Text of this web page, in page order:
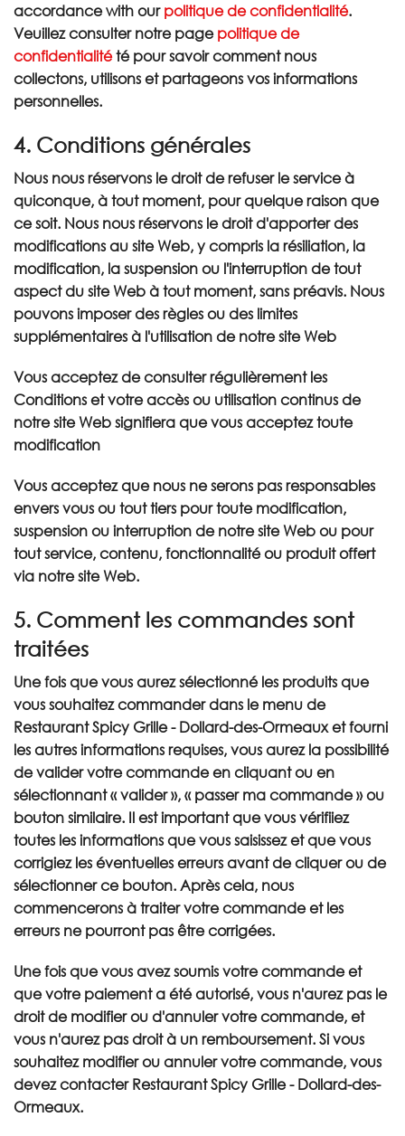
accordance with ourpolitique de confidentialité.
Veuillez consulter notre pagepolitique de
confidentialitété pour savoir comment nous
collectons, utilisons et partageons vos informations
personnelles.
4. Conditions générales
Nous nous réservons le droit de refuser le service à
quiconque, à tout moment, pour quelque raison que
ce soit. Nous nous réservons le droit d'apporter des
modifications au site Web, y compris la résiliation, la
modification, la suspension ou l'interruption de tout
aspect du site Web à tout moment, sans préavis. Nous
pouvons imposer des règles ou des limites
supplémentaires à l'utilisation de notre site Web
Vous acceptez de consulter régulièrement les
Conditions et votre accès ou utilisation continus de
notre site Web signifiera que vous acceptez toute
modification
Vous acceptez que nous ne serons pas responsables
envers vous ou tout tiers pour toute modification,
suspension ou interruption de notre site Web ou pour
tout service, contenu, fonctionnalité ou produit offert
via notre site Web.
5. Comment les commandes sont
traitées
Une fois que vous aurez sélectionné les produits que
vous souhaitez commander dans le menu de
Restaurant Spicy Grille - Dollard-des-Ormeaux et fourni
les autres informations requises, vous aurez la possibilité
de valider votre commande en cliquant ou en
sélectionnant « valider », « passer ma commande » ou
bouton similaire. Il est important que vous vérifiiez
toutes les informations que vous saisissez et que vous
corrigiez les éventuelles erreurs avant de cliquer ou de
sélectionner ce bouton. Après cela, nous
commencerons à traiter votre commande et les
erreurs ne pourront pas être corrigées.
Une fois que vous avez soumis votre commande et
que votre paiement a été autorisé, vous n'aurez pas le
droit de modifier ou d'annuler votre commande, et
vous n'aurez pas droit à un remboursement. Si vous
souhaitez modifier ou annuler votre commande, vous
devez contacter Restaurant Spicy Grille - Dollard-des-
Ormeaux.